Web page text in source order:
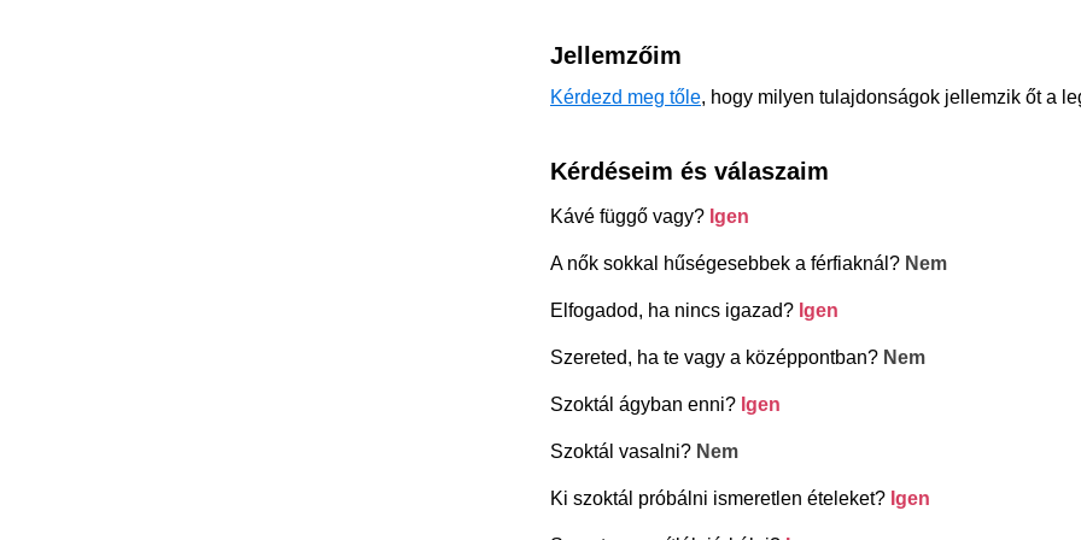
Jellemzőim
Kérdezd meg tőle, hogy milyen tulajdonságok jellemzik őt a
Kérdéseim és válaszaim
Kávé függő vagy? Igen
A nők sokkal hűségesebbek a férfiaknál? Nem
Elfogadod, ha nincs igazad? Igen
Szereted, ha te vagy a középpontban? Nem
Szoktál ágyban enni? Igen
Szoktál vasalni? Nem
Ki szoktál próbálni ismeretlen ételeket? Igen